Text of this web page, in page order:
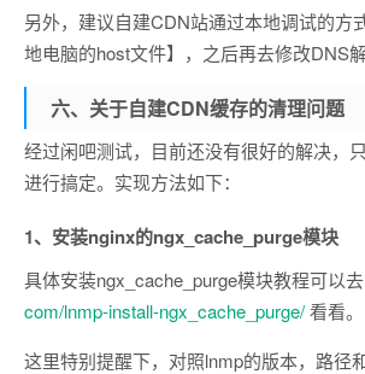
另外，建议自建CDN站通过本地调试的方
地电脑的host文件】，之后再去修改DNS解
六、关于自建CDN缓存的清理问题
经过闲吧测试，目前还没有很好的解决，
进行搞定。实现方法如下：
1、安装nginx的ngx_cache_purge模块
具体安装ngx_cache_purge模块教程可以去
com/lnmp-install-ngx_cache_purge/看看。
这里特别提醒下，对照lnmp的版本，路径